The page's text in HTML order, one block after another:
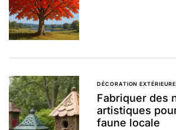
DÉCORATION EXTÉRIEURE
Fabriquer des
artistiques
faune locale